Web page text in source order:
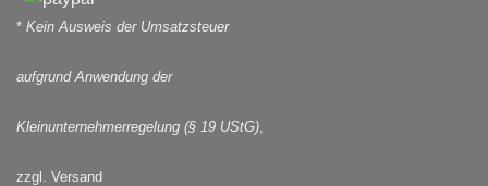
* Kein Ausweis der Umsatzsteuer
aufgrund Anwendung der
Kleinunternehmerregelung (§ 19 UStG),
zzgl. Versand